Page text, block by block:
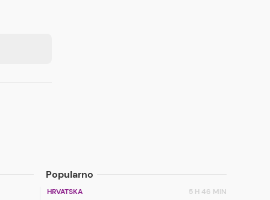
Popularno
HRVATSKA 5 H 46 MIN